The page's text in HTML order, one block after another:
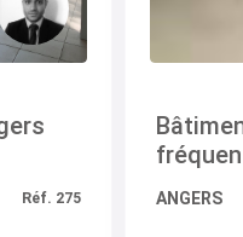
Réf. 275 ANGERS